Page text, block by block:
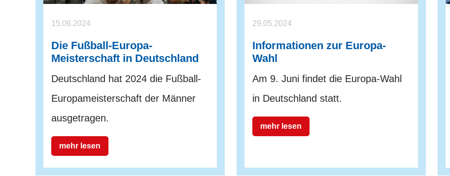
15.06.2024
Die Fußball-Europa-
Meisterschaft in Deutschland
Deutschland hat 2024 die Fußball-
Europameisterschaft der Männer
ausgetragen.
mehr lesen
29.05.2024
Informationen zur Europa-
Wahl
Am 9. Juni findet die Europa-Wahl
in Deutschland statt.
mehr lesen